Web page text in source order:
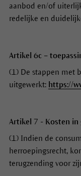
aanbod en/of
redelijke en
Artikel 6c –
(1) De stappen met
uitgewerkt: https://
Artikel 7 - Kosten in
(1) Indien de
herroepingsrecht,
terugzending voor